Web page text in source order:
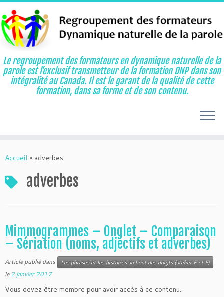
au
Le regroupement des formateurs en dynamique naturelle de la
parole est l’exclusif transmetteur de la formation DNP dans son
intégralité au Canada. Il est le garant de la qualité de cette
formation, dans sa forme et de son contenu.
Accueil » adverbes
adverbes
Mimmogrammes – Onglet – Comparaison
– Sériation (noms, adjectifs et adverbes)
Article publié dans Les phrases et les histoires au bout des doigts (atelier E et F)
le2 janvier 2017
Vous devez être membre pour avoir accès à ce contenu.